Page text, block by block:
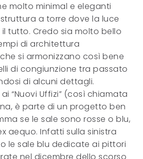
molto minimal e eleganti
a torre dove la luce
tutto. Credo sia molto bello
di architettura
si armonizzano così bene
di congiunzione tra passato
di alcuni dettagli.
“Nuovi Uffizi” (così chiamata
è parte di un progetto ben
se le sale sono rosse o blu,
aequo. Infatti sulla sinistra
le sale blu dedicate ai pittori